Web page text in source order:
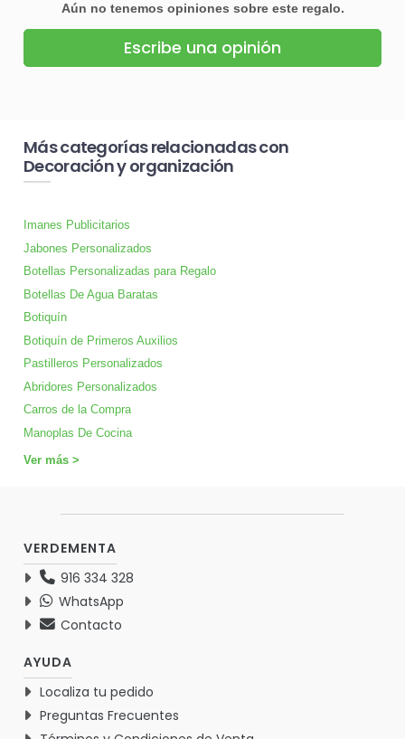
Aún no tenemos opiniones sobre este regalo.
Escribe una opinión
Más categorías relacionadas con
Decoración y organización
Imanes Publicitarios
Jabones Personalizados
Botellas Personalizadas para Regalo
Botellas De Agua Baratas
Botiquín
Botiquín de Primeros Auxilios
Pastilleros Personalizados
Abridores Personalizados
Carros de la Compra
Manoplas De Cocina
Ver más >
VERDEMENTA
916 334 328
WhatsApp
Contacto
AYUDA
Localiza tu pedido
Preguntas Frecuentes